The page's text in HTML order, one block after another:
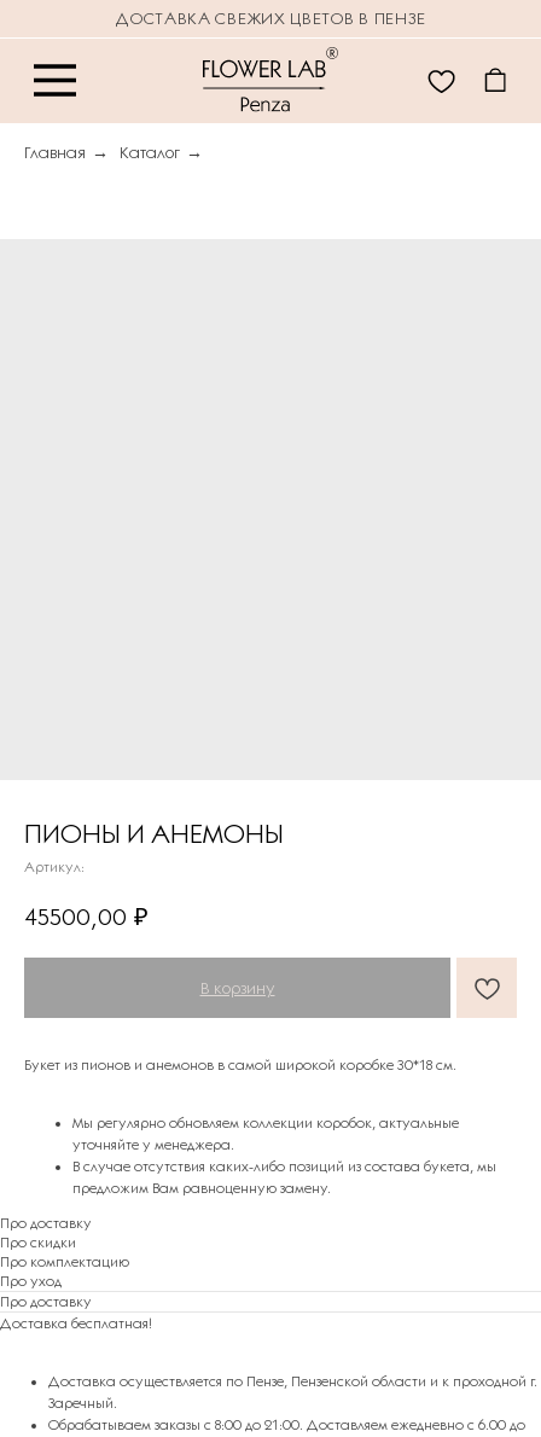
ДОСТАВКА СВЕЖИХ ЦВЕТОВ В ПЕНЗЕ
Главная → Каталог →
ПИОНЫ И АНЕМОНЫ
Артикул:
45500,00 ₽
В корзину
Букет из пионов и анемонов в самой широкой коробке 30*18 см.
Мы регулярно обновляем коллекции коробок, актуальные
уточняйте у менеджера.
В случае отсутствия каких-либо позиций из состава букета, мы
предложим Вам равноценную замену.
Про доставку
Про скидки
Про комплектацию
Про уход
Про доставку
Доставка бесплатная!
Доставка осуществляется по Пензе, Пензенской области и к проходной г.
Заречный.
Обрабатываем заказы с 8:00 до 21:00. Доставляем ежедневно с 6.00 до